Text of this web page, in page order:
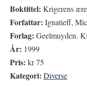
Boktittel: Krigerens ære
Forfattar: Ignatieff,
Forlag: Geelmuyden.
År: 1999
Pris: kr 75
Kategori: Diverse